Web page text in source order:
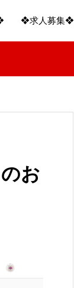
❖求人募集❖
お